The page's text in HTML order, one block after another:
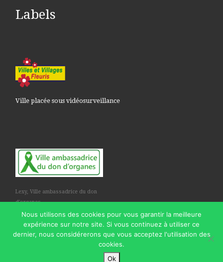
Labels
Ville placée sous vidéosurveillance
Lexy, Ville ambassadrice du don
d'organes
Commune de Lexy– Tous droits réservés
– Réalisé avec the
Nous utilisons des cookies pour vous garantir la meilleure
expérience sur notre site. Si vous continuez à utiliser ce
dernier, nous considérerons que vous acceptez l'utilisation des
cookies.
Ok